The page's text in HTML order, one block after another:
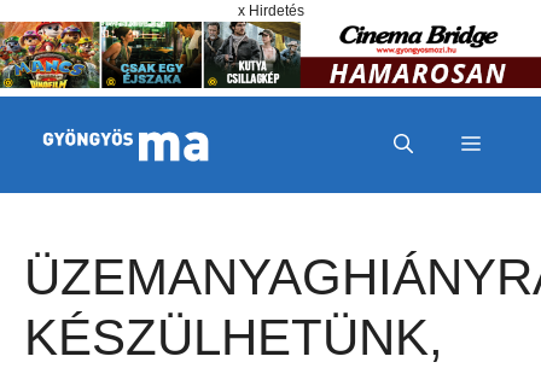
x Hirdetés
MENÜ
KÉSZÜLHETÜNK,